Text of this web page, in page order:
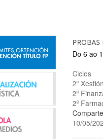
Do 6 ao
Ciclos
2º Xestión
2º
2º
10/05/